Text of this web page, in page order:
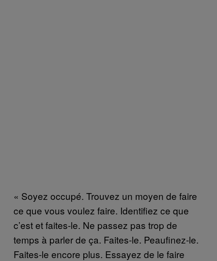
« Soyez occupé. Trouvez un moyen de faire
ce que vous voulez faire. Identifiez ce que
c’est et faites-le. Ne passez pas trop de
temps à parler de ça. Faites-le. Peaufinez-le.
Faites-le encore plus. Essayez de le faire